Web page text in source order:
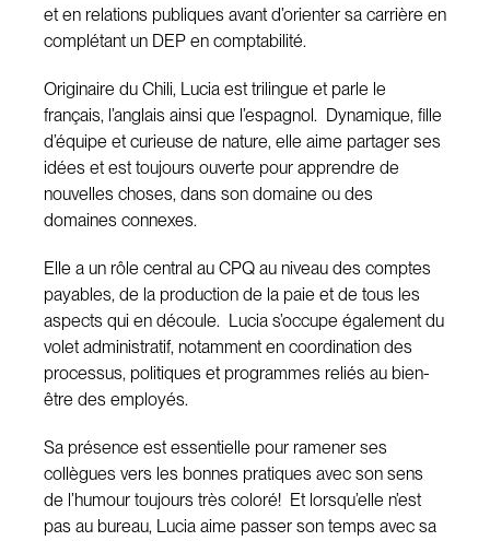
et en relations publiques avant d’orienter sa carrière en
complétant un DEP en comptabilité.
Originaire du Chili, Lucia est trilingue et parle le
français, l’anglais ainsi que l’espagnol. Dynamique, fille
d’équipe et curieuse de nature, elle aime partager ses
idées et est toujours ouverte pour apprendre de
nouvelles choses, dans son domaine ou des
domaines connexes.
Elle a un rôle central au CPQ au niveau des comptes
payables, de la production de la paie et de tous les
aspects qui en découle. Lucia s’occupe également du
volet administratif, notamment en coordination des
processus, politiques et programmes reliés au bien-
être des employés.
Sa présence est essentielle pour ramener ses
collègues vers les bonnes pratiques avec son sens
de l’humour toujours très coloré! Et lorsqu’elle n’est
pas au bureau, Lucia aime passer son temps avec sa